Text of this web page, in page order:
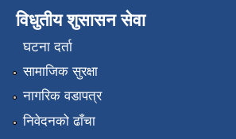
विधुतीय शुसासन सेवा
घटना दर्ता
सामाजिक सुरक्षा
नागरिक वडापत्र
निवेदनको ढाँचा